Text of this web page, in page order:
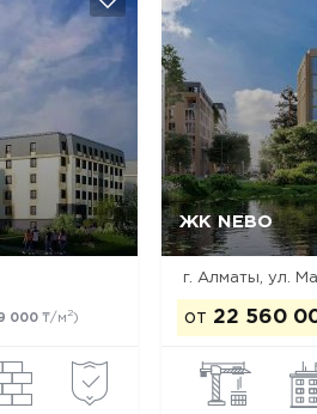
000 ₸/м2)
ЖК NEBO
г. Алматы, ул.
от 22 560
Да,